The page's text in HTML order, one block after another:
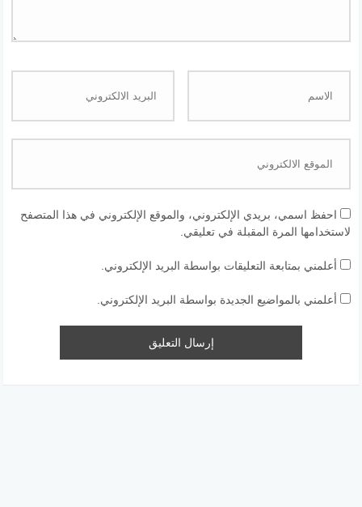
احفظ اسمي، بريدي الإلكتروني، والموقع الإلكتروني في هذا المتصفح
لاستخدامها المرة المقبلة في تعليقي.
أعلمني بمتابعة التعليقات بواسطة البريد الإلكتروني.
أعلمني بالمواضيع الجديدة بواسطة البريد الإلكتروني.